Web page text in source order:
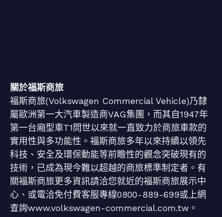
關於福斯商旅
福斯商旅(Volkswagen Commercial Vehicle)乃隸
屬歐洲第一大汽車製造商VAG集團，而其自1947年
第一台廂型車T1問世以來就一直致力於商旅車款的
實用性與多功能性。福斯商旅多年以來持續以領先
科技、安全及環保動能等前瞻性的觀念突破現有的
技術，已成為現今難以超越的商旅標準制定者。有
關福斯商旅更多資訊請洽您就近的福斯商旅展示中
心、或電洽免付費客服專線0800-889-699或上網
查詢www.volkswagen-commercial.com.tw。